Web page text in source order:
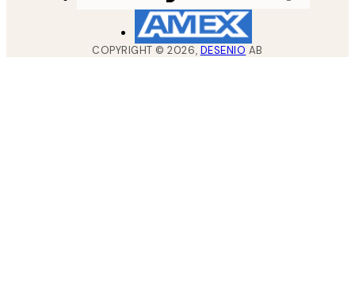
COPYRIGHT ©2026, DESENIO AB